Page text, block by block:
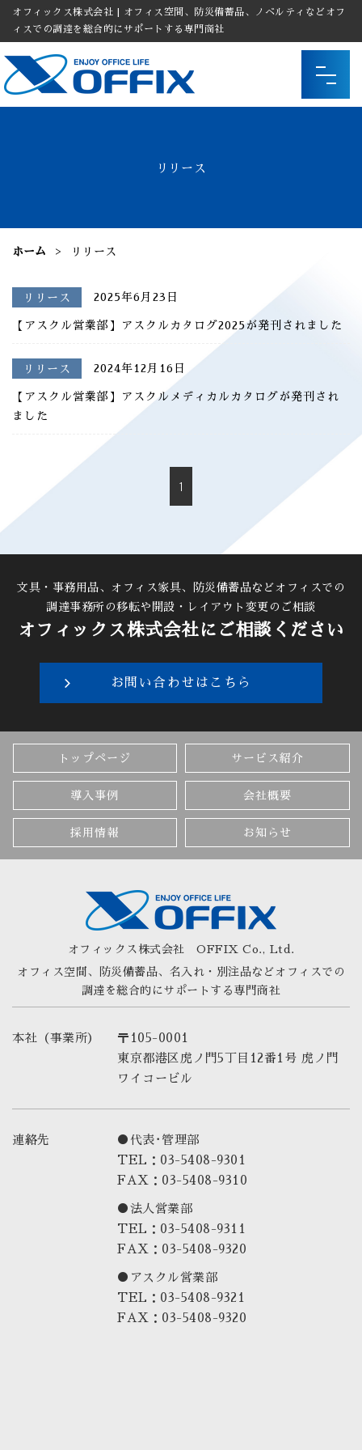
オフィックス株式会社 | オフィス空間、防災備蓄品、ノベルティなどオフ
ィスでの調達を総合的にサポートする専門商社
リリース
ホーム リリース
リリース 2025年6月23日
【アスクル営業部】アスクルカタログ2025が発刊されました
リリース 2024年12月16日
【アスクル営業部】アスクルメディカルカタログが発刊され
ました
1
文具・事務用品、オフィス家具、防災備蓄品などオフィスでの
調達事務所の移転や開設・レイアウト変更のご相談
オフィックス株式会社にご相談ください
お問い合わせはこちら
トップページ サービス紹介
導入事例 会社概要
採用情報 お知らせ
オフィックス株式会社 OFFIX Co., Ltd.
オフィス空間、防災備蓄品、名入れ・別注品など オフィスでの
調達を総合的にサポートする専門商社
本社（事業所）
〒105-0001
東京都港区虎ノ門5丁目12番1号 虎ノ門
ワイコービル
連絡先
●代表･管理部
TEL：03-5408-9301
FAX：03-5408-9310
●法人営業部
TEL：03-5408-9311
FAX：03-5408-9320
●アスクル営業部
TEL：03-5408-9321
FAX：03-5408-9320